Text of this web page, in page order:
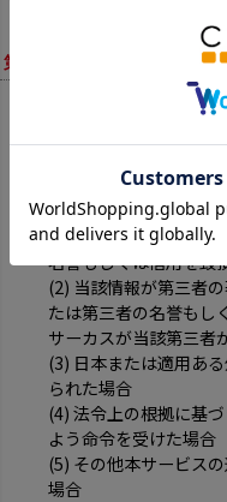
第12条 （情報の管理）
サーカスは、利用者が
出来るものとします。
(1) 当該情報がサーカ
権利を明らかに侵害し
名誉もしくは信用を毀
(2) 当該情報が第三者
たは第三者の名誉もし
サーカスが当該第三者
(3) 日本または適用あ
られた場合
(4) 法令上の根拠に基
よう命令を受けた場合
(5) その他本サービス
場合